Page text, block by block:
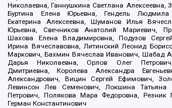
Николаевна, Ганнушкина Светлана Алексеевна,
Буртина Елена Юрьевна, Гендель
Екатерина Алексеевна, Шуманов Илья
Юрьевна, Свечников Анатолий Мариевич,
Шахова Елена Владимировна, Подузов
Ирина Вячеславовна, Литинский Леонид
Маркович, Бахмин Вячеслав Иванович, Шабад
Дарья Николаевна, Орлов Олег
Дмитриевна, Королева Александра
Александрович, Вицин Сергей Ефимович,
Левинсон Лев Семенович, Локшина
Петрович, Полякова Мара Федоровна, Резник
Герман Константинович